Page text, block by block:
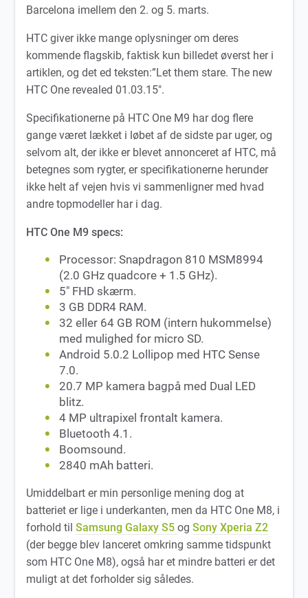
Barcelona imellem den 2. og 5. marts.
HTC giver ikke mange oplysninger om deres
kommende flagskib, faktisk kun billedet øverst her i
artiklen, og det ed teksten:”Let them stare. The new
HTC One revealed 01.03.15″.
Specifikationerne på HTC One M9 har dog flere
gange været lækket i løbet af de sidste par uger, og
selvom alt, der ikke er blevet annonceret af HTC, må
betegnes som rygter, er specifikationerne herunder
ikke helt af vejen hvis vi sammenligner med hvad
andre topmodeller har i dag.
HTC One M9 specs:
Processor: Snapdragon 810 MSM8994
(2.0 GHz quadcore + 1.5 GHz).
5″ FHD skærm.
3 GB DDR4 RAM.
32 eller 64 GB ROM (intern hukommelse)
med mulighed for micro SD.
Android 5.0.2 Lollipop med HTC Sense
7.0.
20.7 MP kamera bagpå med Dual LED
blitz.
4 MP ultrapixel frontalt kamera.
Bluetooth 4.1.
Boomsound.
2840 mAh batteri.
Umiddelbart er min personlige mening dog at
batteriet er lige i underkanten, men da HTC One M8, i
forhold tilSamsung Galaxy S5ogSony Xperia Z2
(der begge blev lanceret omkring samme tidspunkt
som HTC One M8), også har et mindre batteri er det
muligt at det forholder sig således.